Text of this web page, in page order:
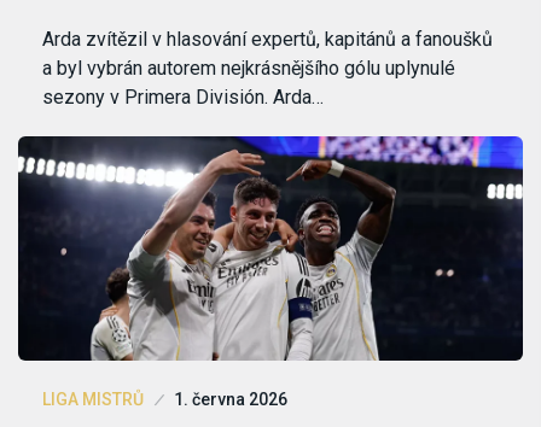
Arda zvítězil v hlasování expertů, kapitánů a fanoušků
a byl vybrán autorem nejkrásnějšího gólu uplynulé
sezony v Primera División. Arda…
LIGA MISTRŮ 1. června 2026